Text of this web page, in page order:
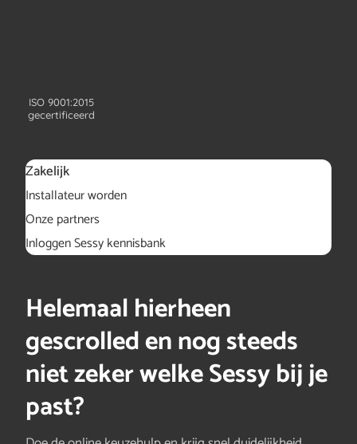
ISO 9001:2015
gecertificeerd
Zakelijk
Installateur worden
Onze partners
Inloggen Sessy kennisbank
Helemaal hierheen
gescrolled en nog steeds
niet zeker welke Sessy bij je
past?